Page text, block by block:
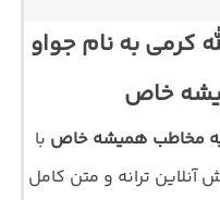
کرمی به نام جواو
خاص
مخاطب همیشه خاص با
آنلاین ترانه و متن کامل